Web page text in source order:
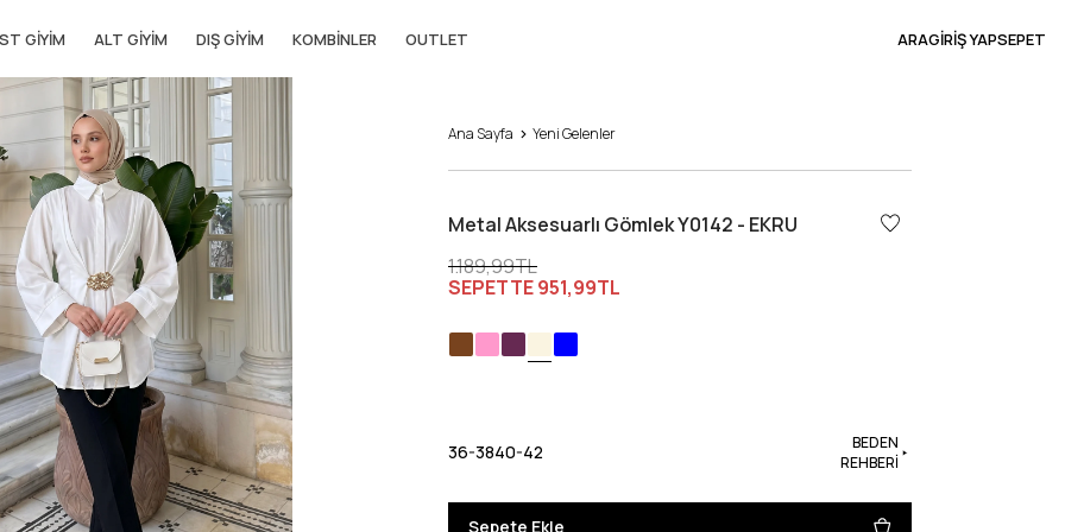
GIYIM ALT GIYIM DIŞ GIYIM KOMBINLER OUTLET ARAGİRİŞ YAPSEPET
Ana Sayfa Yeni Gelenler
Metal Aksesuarlı Gömlek Y0142 - EKRU
1.189,99TL
SEPETTE951,99TL
36-3840-42
BEDEN
REHBERİ
Sepete Ekle